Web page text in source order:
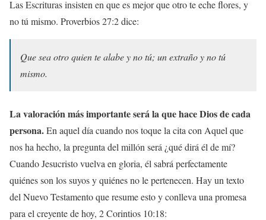
Las Escrituras insisten en que es mejor que otro te eche flores, y
no tú mismo. Proverbios 27:2 dice:
Que sea otro quien te alabe y no tú; un extraño y no tú
mismo.
La valoración más importante será la que hace Dios de cada
persona.En aquel día cuando nos toque la cita con Aquel que
nos ha hecho, la pregunta del millón será ¿qué dirá él de mí?
Cuando Jesucristo vuelva en gloria, él sabrá perfectamente
quiénes son los suyos y quiénes no le pertenecen. Hay un texto
del Nuevo Testamento que resume esto y conlleva una promesa
para el creyente de hoy, 2 Corintios 10:18: